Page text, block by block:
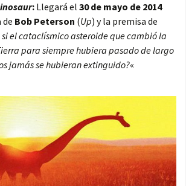
: Llegará el 30 de mayo de 2014
Bob Peterson (Up) y la premisa de
el cataclísmico asteroide que cambió la
para siempre hubiera pasado de largo
jamás se hubieran extinguido?«